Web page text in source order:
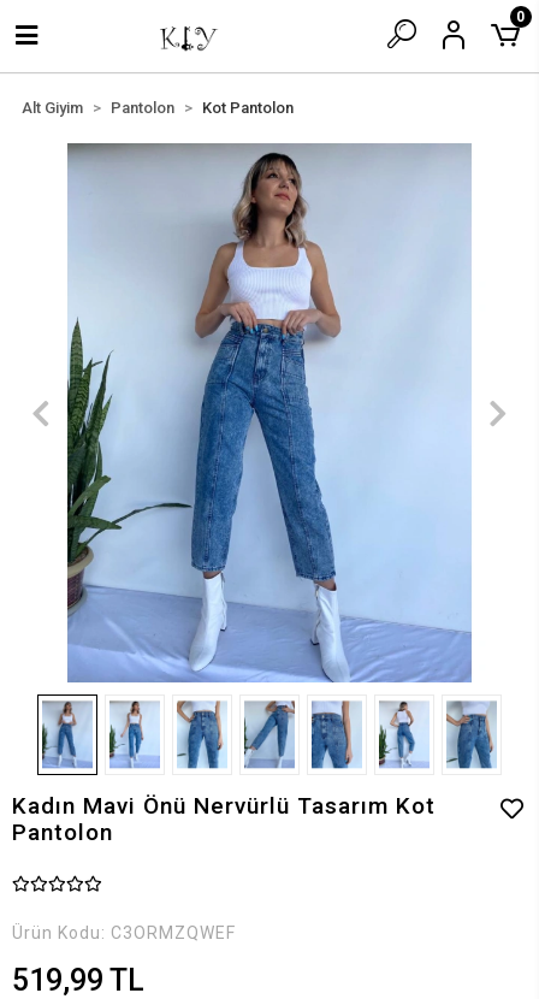
0
Alt Giyim Pantolon Kot Pantolon
Kadın Mavi Önü Nervürlü Tasarım Kot
Pantolon
Ürün Kodu: C3ORMZQWEF
519,99 TL